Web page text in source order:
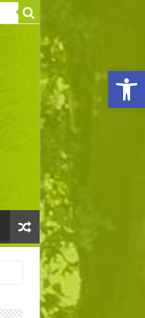
Abrir